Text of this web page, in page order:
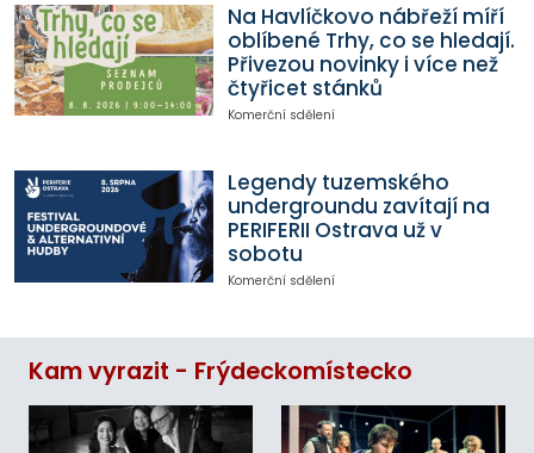
Na Havlíčkovo nábřeží míří
oblíbené Trhy, co se hledají.
Přivezou novinky i více než
čtyřicet stánků
Komerční sdělení
Legendy tuzemského
undergroundu zavítají na
PERIFERII Ostrava už v
sobotu
Komerční sdělení
Kam vyrazit - Frýdeckomístecko